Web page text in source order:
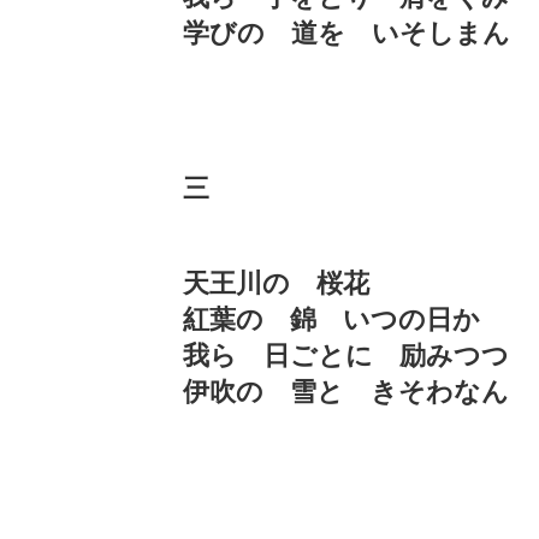
学びの 道を いそしまん
三
天王川の 桜花
紅葉の 錦 いつの日か
我ら 日ごとに 励みつつ
伊吹の 雪と きそわなん